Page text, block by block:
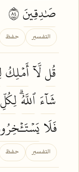
صَٰدِقِينَ
التفسير حفظ
قُللَّآأَمۡلِكُ
شَآءَٱللَّهُۗلِكُلِّ
فَلَا
التفسير حفظ